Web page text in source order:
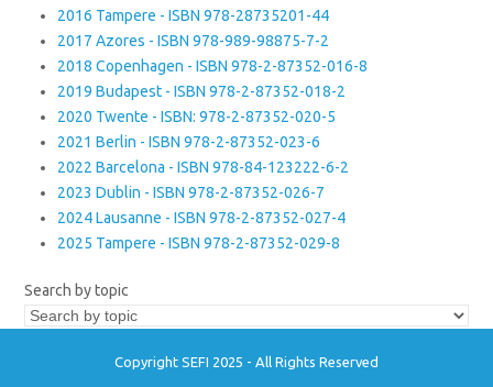
2016 Tampere - ISBN 978-28735201-44
2017 Azores - ISBN 978-989-98875-7-2
2018 Copenhagen - ISBN 978-2-87352-016-8
2019 Budapest - ISBN 978-2-87352-018-2
2020 Twente - ISBN: 978-2-87352-020-5
2021 Berlin - ISBN 978-2-87352-023-6
2022 Barcelona - ISBN 978-84-123222-6-2
2023 Dublin - ISBN 978-2-87352-026-7
2024 Lausanne - ISBN 978-2-87352-027-4
2025 Tampere - ISBN 978-2-87352-029-8
Search by topic
Copyright SEFI 2025 - All Rights Reserved